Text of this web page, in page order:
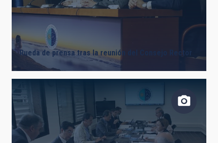
Rueda de prensa tras la reunión del Consejo Rector